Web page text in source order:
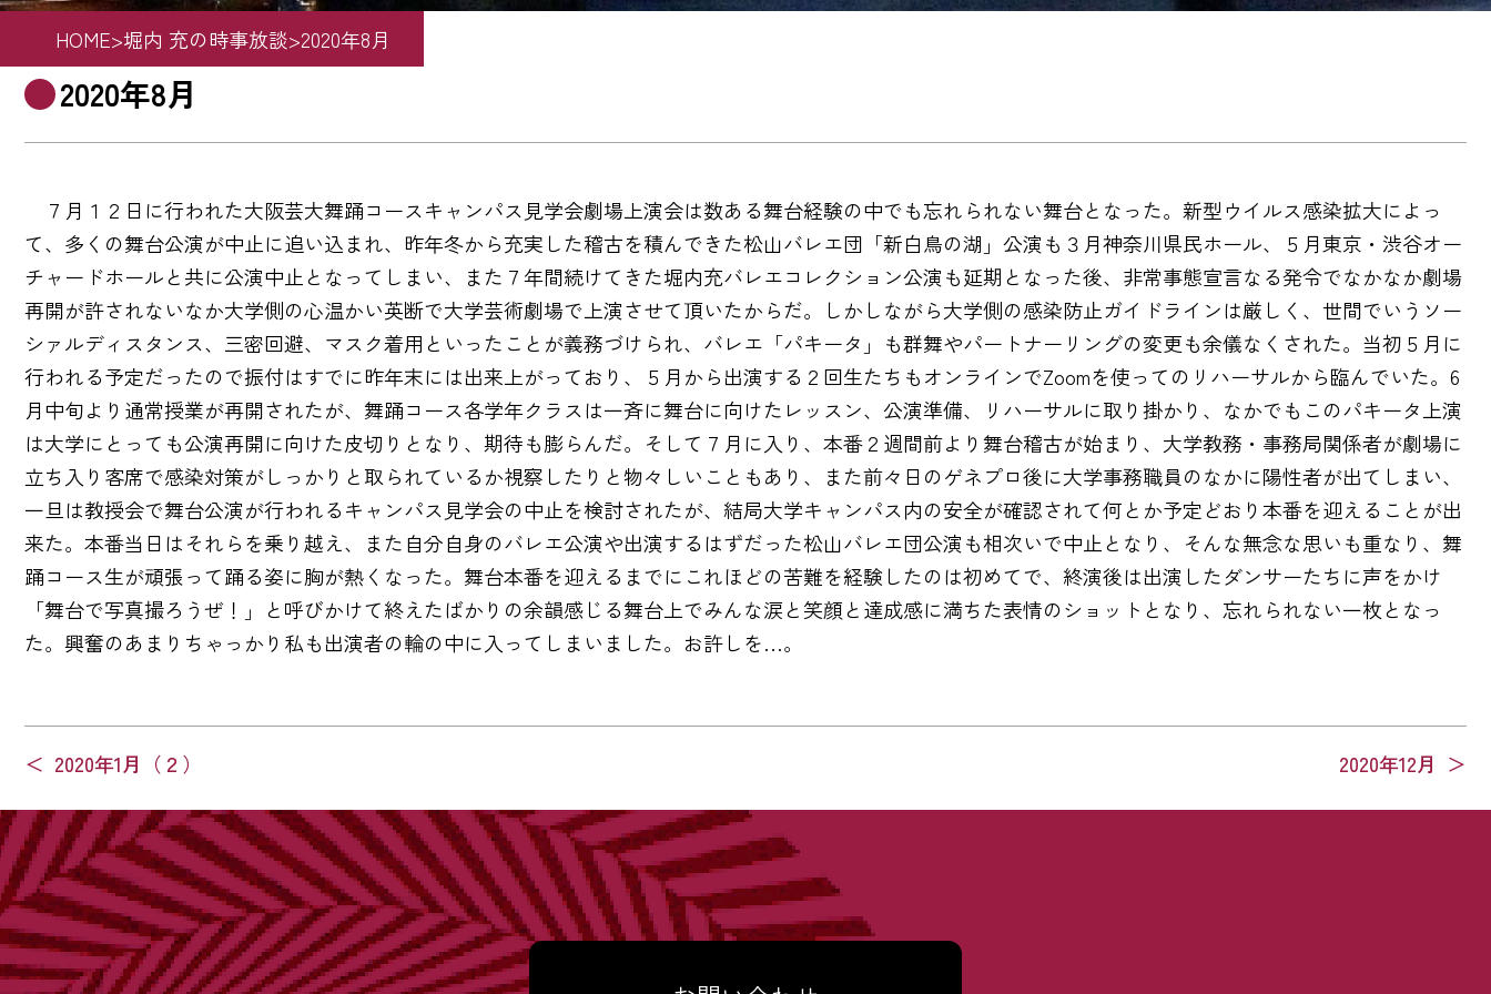
HOME>堀内 充の時事放談>2020年8月
2020年8月
７月１２日に行われた大阪芸大舞踊コースキャンパス見学会劇場上演会は数ある舞台経験の中でも忘れられない舞台となった。新型ウイルス感染拡大によっ
て、多くの舞台公演が中止に追い込まれ、昨年冬から充実した稽古を積んできた松山バレエ団「新白鳥の湖」公演も３月神奈川県民ホール、５月東京・渋谷オー
チャードホールと共に公演中止となってしまい、また７年間続けてきた堀内充バレエコレクション公演も延期となった後、非常事態宣言なる発令でなかなか劇場
再開が許されないなか大学側の心温かい英断で大学芸術劇場で上演させて頂いたからだ。しかしながら大学側の感染防止ガイドラインは厳しく、世間でいうソー
シァルディスタンス、三密回避、マスク着用といったことが義務づけられ、バレエ「パキータ」も群舞やパートナーリングの変更も余儀なくされた。当初５月に
行われる予定だったので振付はすでに昨年末には出来上がっており、５月から出演する２回生たちもオンラインでZoomを使ってのリハーサルから臨んでいた。6
月中旬より通常授業が再開されたが、舞踊コース各学年クラスは一斉に舞台に向けたレッスン、公演準備、リハーサルに取り掛かり、なかでもこのパキータ上演
は大学にとっても公演再開に向けた皮切りとなり、期待も膨らんだ。そして７月に入り、本番２週間前より舞台稽古が始まり、大学教務・事務局関係者が劇場に
立ち入り客席で感染対策がしっかりと取られているか視察したりと物々しいこともあり、また前々日のゲネプロ後に大学事務職員のなかに陽性者が出てしまい、
一旦は教授会で舞台公演が行われるキャンパス見学会の中止を検討されたが、結局大学キャンパス内の安全が確認されて何とか予定どおり本番を迎えることが出
来た。本番当日はそれらを乗り越え、また自分自身のバレエ公演や出演するはずだった松山バレエ団公演も相次いで中止となり、そんな無念な思いも重なり、舞
踊コース生が頑張って踊る姿に胸が熱くなった。舞台本番を迎えるまでにこれほどの苦難を経験したのは初めてで、終演後は出演したダンサーたちに声をかけ
「舞台で写真撮ろうぜ！」と呼びかけて終えたばかりの余韻感じる舞台上でみんな涙と笑顔と達成感に満ちた表情のショットとなり、忘れられない一枚となっ
た。興奮のあまりちゃっかり私も出演者の輪の中に入ってしまいました。お許しを…。
投
ナ
ビ
ゲ
ー
2020年1月（２） 2020年12月